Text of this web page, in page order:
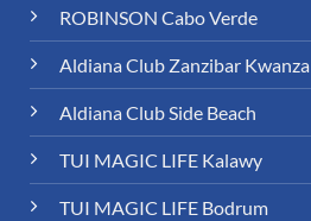
ROBINSON Cabo Verde
Aldiana Club Zanzibar Kwanza
Aldiana Club Side Beach
TUI MAGIC LIFE Kalawy
TUI MAGIC LIFE Bodrum